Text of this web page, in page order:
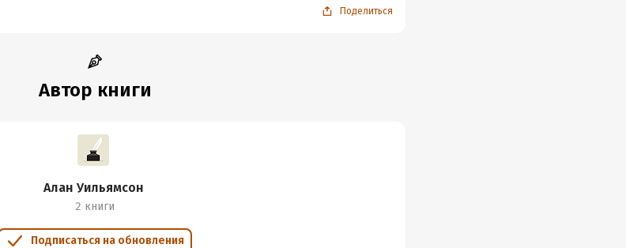
Поделиться
Автор книги
Алан Уильямсон
2 книги
Подписаться на обновления